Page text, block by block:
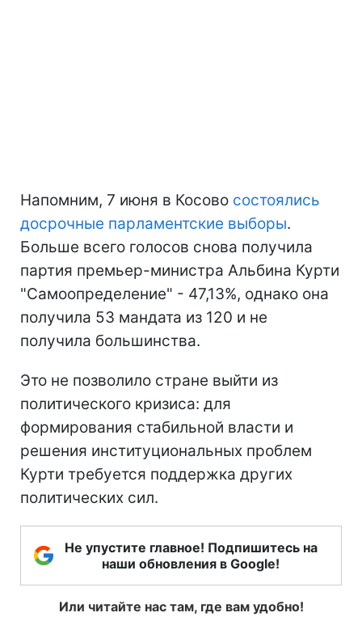
Напомним, 7 июня в Косово состоялись
досрочные парламентские выборы.
Больше всего голосов снова получила
партия премьер-министра Альбина Курти
"Самоопределение" - 47,13%, однако она
получила 53 мандата из 120 и не
получила большинства.
Это не позволило стране выйти из
политического кризиса: для
формирования стабильной власти и
решения институциональных проблем
Курти требуется поддержка других
политических сил.
Не упустите главное! Подпишитесь на
наши обновления в Google!
Или читайте нас там, где вам удобно!